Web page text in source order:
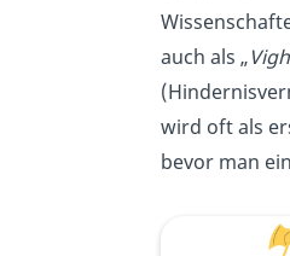
auch als „
wird oft als
bevor man